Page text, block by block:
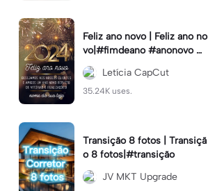
Feliz ano novo | Feliz ano no
vo|#fimdeano #anonovo #
statusdodia #loja #topcriad
or
Letícia CapCut
35.24K uses.
Transição 8 fotos | Transiçã
o 8 fotos|#transição
JV MKT Upgrade